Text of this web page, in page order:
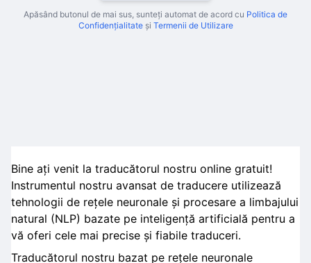
Apăsând butonul de mai sus, sunteți automat de acord cu Politica de
Confidențialitate și Termenii de Utilizare
Bine ați venit la traducătorul nostru online gratuit!
Instrumentul nostru avansat de traducere utilizează
tehnologii de rețele neuronale și procesare a limbajului
natural (NLP) bazate pe inteligență artificială pentru a
vă oferi cele mai precise și fiabile traduceri.
Traducătorul nostru bazat pe rețele neuronale